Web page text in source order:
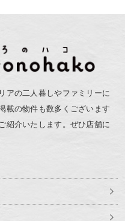
アの二人暮しやファミリーに
載の物件も数多くございます
紹介いたします。ぜひ店舗に